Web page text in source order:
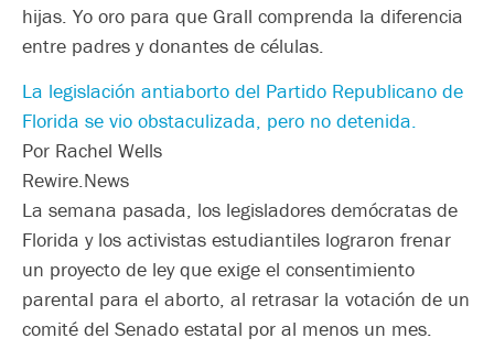
hijas. Yo oro para que Grall comprenda la diferencia
entre padres y donantes de células.
La legislación antiaborto del Partido Republicano de
Florida se vio obstaculizada, pero no detenida.
Por Rachel Wells
Rewire.News
La semana pasada, los legisladores demócratas de
Florida y los activistas estudiantiles lograron frenar
un proyecto de ley que exige el consentimiento
parental para el aborto, al retrasar la votación de un
comité del Senado estatal por al menos un mes.